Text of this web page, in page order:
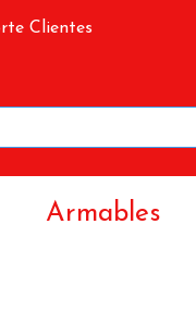
Clientes
Armables